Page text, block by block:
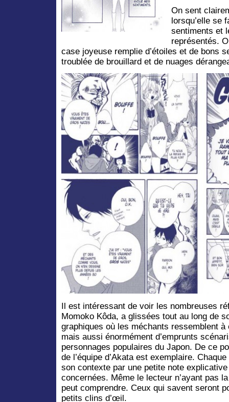
On sent
lorsqu’elle se
sentiments et
représentés.
case joyeuse remplie d’étoiles et de bons
troublée de brouillard et de nuages
Il est intéressant de voir les nombreuses
Momoko Kôda, a glissées tout au long de
graphiques où les méchants ressemblent
mais aussi énormément d’emprunts
personnages populaires du Japon. De ce
de l’équipe d’Akata est exemplaire.
son contexte par une petite note
concernées. Même le lecteur n’ayant pas
peut comprendre. Ceux qui savent seront
petits clins d’œil.